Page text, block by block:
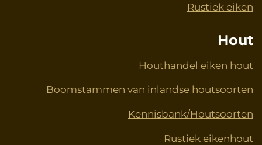
Rustiek eiken
Hout
Houthandel eiken hout
Boomstammen van inlandse houtsoorten
Kennisbank/Houtsoorten
Rustiek eikenhout